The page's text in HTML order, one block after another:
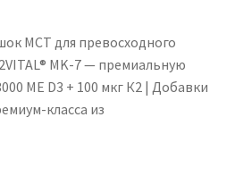
MCT для превосходного
MK-7 — премиальную
МЕ D3 + 100 мкг К2 | Добавки
класса из